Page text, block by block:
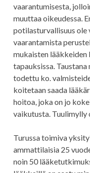
vaarantumisesta,
muuttaa oikeudessa.
potilasturvallisuus ole
vaarantamista
mukaisten
tapauksissa.
todettu ko.
koitetaan saada
hoitoa, joka on jo
vaikutusta. Tuulimylly
Turussa toimiva
ammattilaisia 25
noin 50